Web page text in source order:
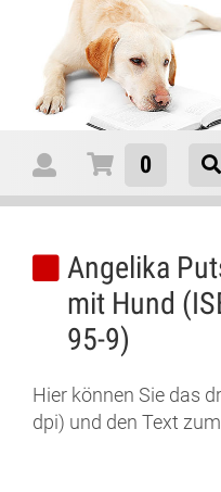
Angelika
mit Hund
95-9)
Hier können Sie das
dpi) und den Text
0